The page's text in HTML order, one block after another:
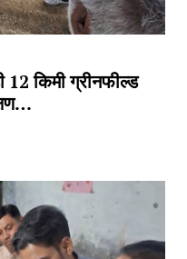
12 किमी ग्रीनफील्ड